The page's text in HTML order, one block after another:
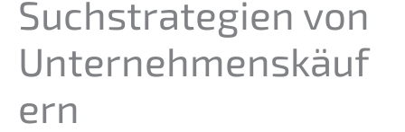
Suchstra­te­gien von
Unternehmenskäuf
ern